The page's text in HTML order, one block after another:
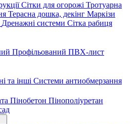
Сітки для огорожі Тротуарна
Терасна дошка, декінг Маркізи
Дренажні системи Сітка рабиця
Профільований ПВХ-лист
та інші Системи антиобмерзання
Пінобетон Пінополіуретан